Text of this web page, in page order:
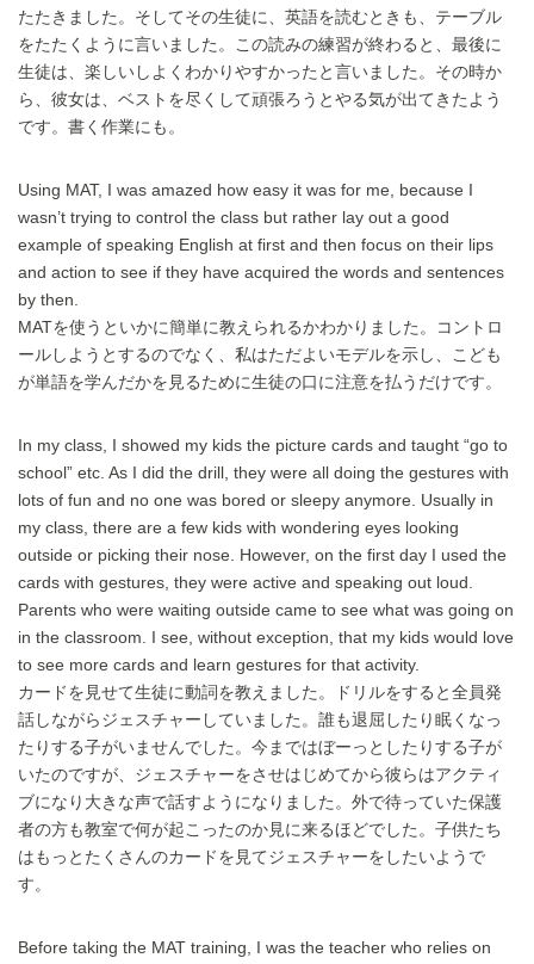
たたきました。そしてその生徒に、英語を読むときも、テーブル
をたたくように言いました。この読みの練習が終わると、最後に
生徒は、楽しいしよくわかりやすかったと言いました。その時か
ら、彼女は、ベストを尽くして頑張ろうとやる気が出てきたよう
です。書く作業にも。
Using MAT, I was amazed how easy it was for me, because I
wasn’t trying to control the class but rather lay out a good
example of speaking English at first and then focus on their lips
and action to see if they have acquired the words and sentences
by then.
MATを使うといかに簡単に教えられるかわかりました。コントロ
ールしようとするのでなく、私はただよいモデルを示し、こども
が単語を学んだかを見るために生徒の口に注意を払うだけです。
In my class, I showed my kids the picture cards and taught “go to
school” etc. As I did the drill, they were all doing the gestures with
lots of fun and no one was bored or sleepy anymore. Usually in
my class, there are a few kids with wondering eyes looking
outside or picking their nose. However, on the first day I used the
cards with gestures, they were active and speaking out loud.
Parents who were waiting outside came to see what was going on
in the classroom. I see, without exception, that my kids would love
to see more cards and learn gestures for that activity.
カードを見せて生徒に動詞を教えました。ドリルをすると全員発
話しながらジェスチャーしていました。誰も退屈したり眠くなっ
たりする子がいませんでした。今まではぼーっとしたりする子が
いたのですが、ジェスチャーをさせはじめてから彼らはアクティ
ブになり大きな声で話すようになりました。外で待っていた保護
者の方も教室で何が起こったのか見に来るほどでした。子供たち
はもっとたくさんのカードを見てジェスチャーをしたいようで
す。
Before taking the MAT training, I was the teacher who relies on